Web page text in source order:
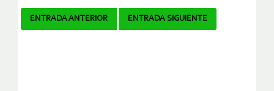
Navegador
ENTRADA ANTERIOR ENTRADA SIGUIENTE